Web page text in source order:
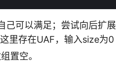
可以满足；尝试向后扩展
里存在UAF，输入size为0
置空。